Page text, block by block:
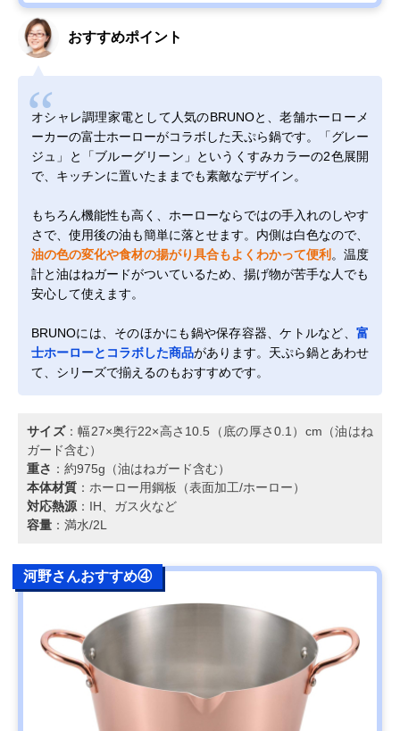
おすすめポイント
オシャレ調理家電として人気のBRUNOと、老舗ホーローメ
ーカーの富士ホーローがコラボした天ぷら鍋です。「グレー
ジュ」と「ブルーグリーン」というくすみカラーの2色展開
で、キッチンに置いたままでも素敵なデザイン。
もちろん機能性も高く、ホーローならではの手入れのしやす
さで、使用後の油も簡単に落とせます。内側は白色なので、
油の色の変化や食材の揚がり具合もよくわかって便利 。温度
計と油はねガードがついているため、揚げ物が苦手な人でも
安心して使えます。
BRUNOには、そのほかにも鍋や保存容器、ケトルなど、 富
士ホーローとコラボした商品があります。天ぷら鍋とあわせ
て、シリーズで揃えるのもおすすめです。
サイズ：幅27×奥行22×高さ10.5（底の厚さ0.1）cm（油はね
ガード含む）
重さ ：約975g（油はねガード含む）
本体材質 ：ホーロー用鋼板（表面加工/ホーロー）
対応熱源 ：IH、ガス火など
容量 ：満水/2L
河野さんおすすめ④